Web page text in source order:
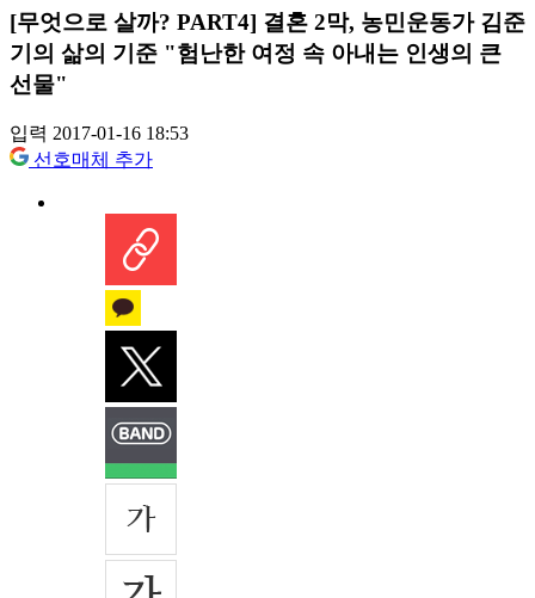
[무엇으로 살까? PART4] 결혼 2막, 농민운동가 김준
기의 삶의 기준 "험난한 여정 속 아내는 인생의 큰
선물"
입력 2017-01-16 18:53
선호매체 추가